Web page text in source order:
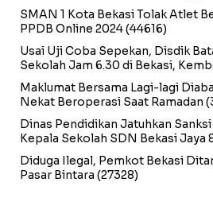
SMAN 1 Kota Bekasi Tolak Atlet
PPDB Online 2024(44616)
Usai Uji Coba Sepekan, Disdik
Sekolah Jam 6.30 di Bekasi,
Maklumat Bersama Lagi-lagi
Nekat Beroperasi Saat Ramadan
Dinas Pendidikan Jatuhkan
Kepala Sekolah SDN Bekasi Jaya
Diduga Ilegal, Pemkot Bekasi
Pasar Bintara (27328)